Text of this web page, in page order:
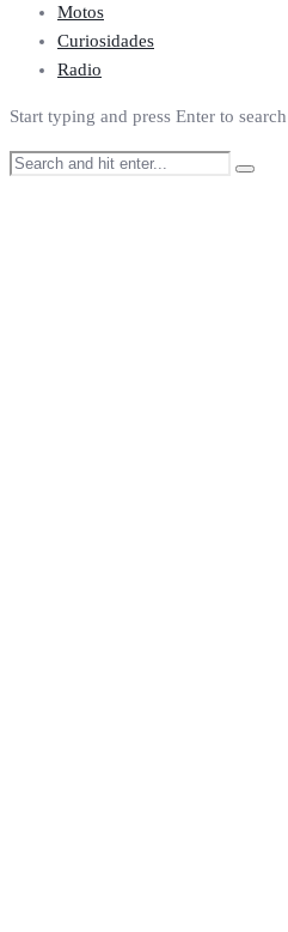
Motos
Curiosidades
Radio
Start typing and press Enter to search